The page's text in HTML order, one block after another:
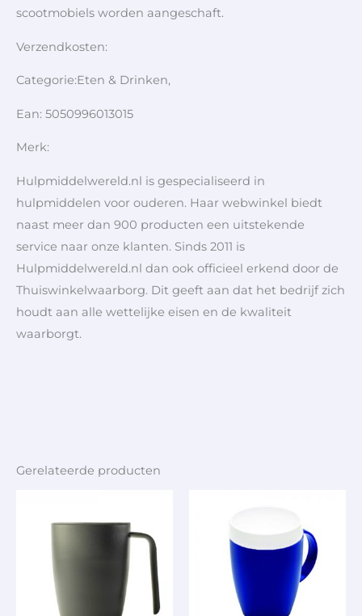
scootmobiels worden aangeschaft.
Verzendkosten:
Categorie:Eten & Drinken,
Ean: 5050996013015
Merk:
Hulpmiddelwereld.nl is gespecialiseerd in
hulpmiddelen voor ouderen. Haar webwinkel biedt
naast meer dan 900 producten een uitstekende
service naar onze klanten. Sinds 2011 is
Hulpmiddelwereld.nl dan ook officieel erkend door de
Thuiswinkelwaarborg. Dit geeft aan dat het bedrijf zich
houdt aan alle wettelijke eisen en de kwaliteit
waarborgt.
Gerelateerde producten